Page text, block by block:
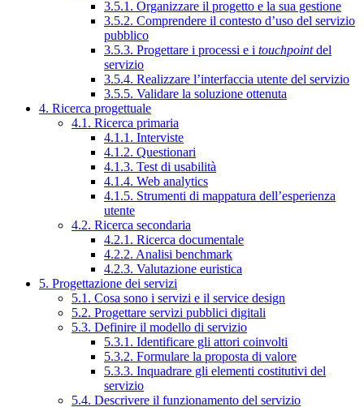
3.5.1. Organizzare il progetto e la sua gestione
3.5.2. Comprendere il contesto d’uso del servizio
pubblico
3.5.3. Progettare i processi e i touchpointdel
servizio
3.5.4. Realizzare l’interfaccia utente del servizio
3.5.5. Validare la soluzione ottenuta
4. Ricerca progettuale
4.1. Ricerca primaria
4.1.1. Interviste
4.1.2. Questionari
4.1.3. Test di usabilità
4.1.4. Web analytics
4.1.5. Strumenti di mappatura dell’esperienza
utente
4.2. Ricerca secondaria
4.2.1. Ricerca documentale
4.2.2. Analisi benchmark
4.2.3. Valutazione euristica
5. Progettazione dei servizi
5.1. Cosa sono i servizi e il service design
5.2. Progettare servizi pubblici digitali
5.3. Definire il modello di servizio
5.3.1. Identificare gli attori coinvolti
5.3.2. Formulare la proposta di valore
5.3.3. Inquadrare gli elementi costitutivi del
servizio
5.4. Descrivere il funzionamento del servizio